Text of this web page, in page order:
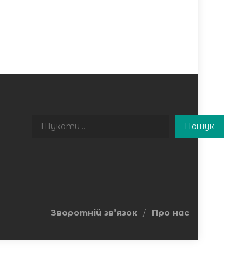
Пошук
Пошук
Зворотній зв’язок Про нас